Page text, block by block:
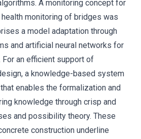
A monitoring concept for
monitoring of bridges was
a model adaptation through
and artificial neural networks for
an efficient support of
a knowledge-based system
enables the formalization and
knowledge through crisp and
and possibility theory. These
construction underline